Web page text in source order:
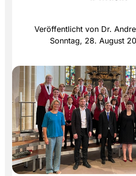
Veröffentlicht von Dr.
Sonntag, 28. August